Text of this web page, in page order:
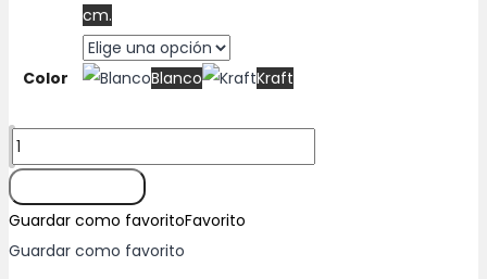
cm.
Color Blanco Kraft
Cajas
de
torta
cantidad
Guardar como favoritoFavorito
Guardar como favorito